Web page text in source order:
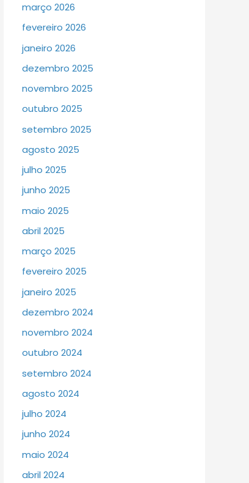
março 2026
fevereiro 2026
janeiro 2026
dezembro 2025
novembro 2025
outubro 2025
setembro 2025
agosto 2025
julho 2025
junho 2025
maio 2025
abril 2025
março 2025
fevereiro 2025
janeiro 2025
dezembro 2024
novembro 2024
outubro 2024
setembro 2024
agosto 2024
julho 2024
junho 2024
maio 2024
abril 2024